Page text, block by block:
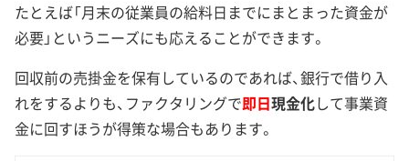
たとえば「月末の従業員の給料日までにまとまった資金が
必要」というニーズにも応えることができます。
回収前の売掛金を保有しているのであれば、銀行で借り入
れをするよりも、ファクタリングで即日現金化して事業資
金に回すほうが得策な場合もあります。